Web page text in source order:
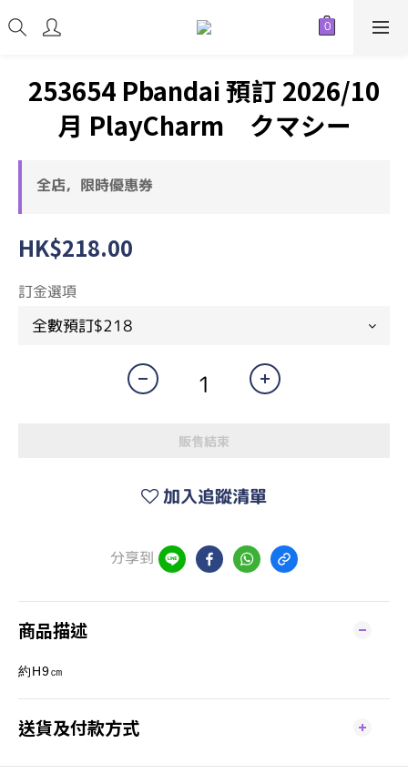
253654 Pbandai 預訂 2026/10
月 PlayCharm クマシー
全店，限時優惠券
HK$218.00
訂金選項
販售結束
加入追蹤清單
分享到
商品描述
約H9㎝
送貨及付款方式